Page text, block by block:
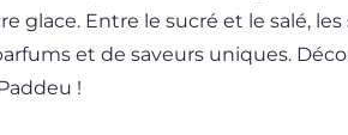
glace. Entre le sucré et le salé,
et de saveurs uniques.
!